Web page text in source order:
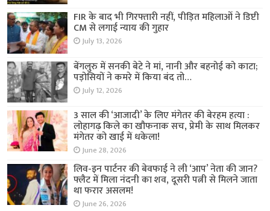
FIR के बाद भी गिरफ्तारी नहीं, पीड़ित महिलाओं ने डिप्टी
CM से लगाई न्याय की गुहार
July 13, 2026
बेंगलुरु में सनकी बेटे ने मां, नानी और बहनोई को काटा;
पड़ोसियों ने कमरे में किया बंद तो…
July 12, 2026
3 साल की ‘आजादी’ के लिए मंगेतर की बेरहम हत्या :
लोहागढ़ किले का खौफनाक सच, प्रेमी के साथ मिलकर
मंगेतर को खाई में धकेला!
June 28, 2026
लिव-इन पार्टनर की बेवफाई ने ली ‘आप’ नेता की जान?
फ्लैट में मिला नंदनी का शव, दूसरी पत्नी से मिलने जाता
था फरार असलम!
June 26, 2026